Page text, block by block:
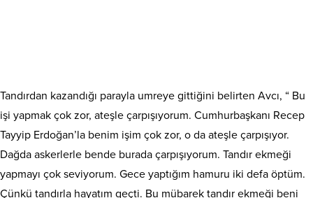
Tandırdan kazandığı parayla umreye gittiğini belirten Avcı, “ Bu
işi yapmak çok zor, ateşle çarpışıyorum. Cumhurbaşkanı Recep
Tayyip Erdoğan’la benim işim çok zor, o da ateşle çarpışıyor.
Dağda askerlerle bende burada çarpışıyorum. Tandır ekmeği
yapmayı çok seviyorum. Gece yaptığım hamuru iki defa öptüm.
Çünkü tandırla hayatım geçti. Bu mübarek tandır ekmeği beni